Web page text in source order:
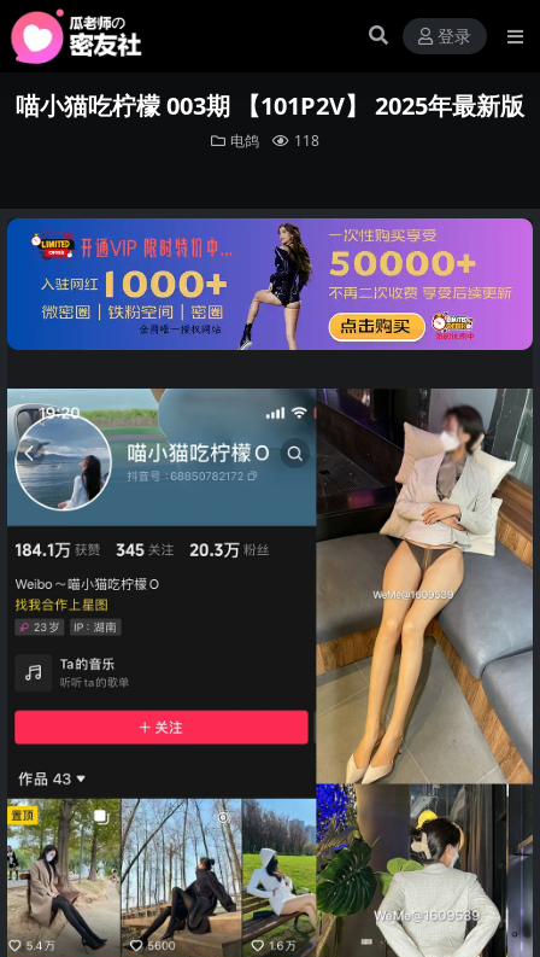
登录
喵小猫吃柠檬 003期 【101P2V】 2025年最新版
电鸽 118